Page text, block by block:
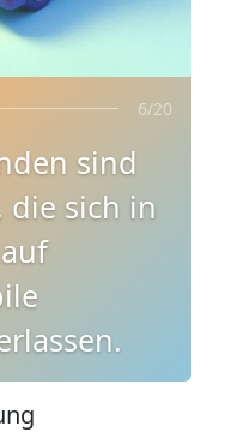
6/20
sind
die sich in